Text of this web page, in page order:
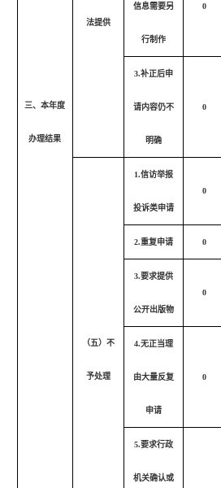
三、本年度
办理结果
法提供
信息需要另
行制作
0
3.补正后申
请内容仍不
明确
0
（五）不
予处理
1.信访举报
投诉类申请
0
2.重复申请 0
3.要求提供
公开出版物
0
4.无正当理
由大量反复
申请
0
5.要求行政
机关确认或